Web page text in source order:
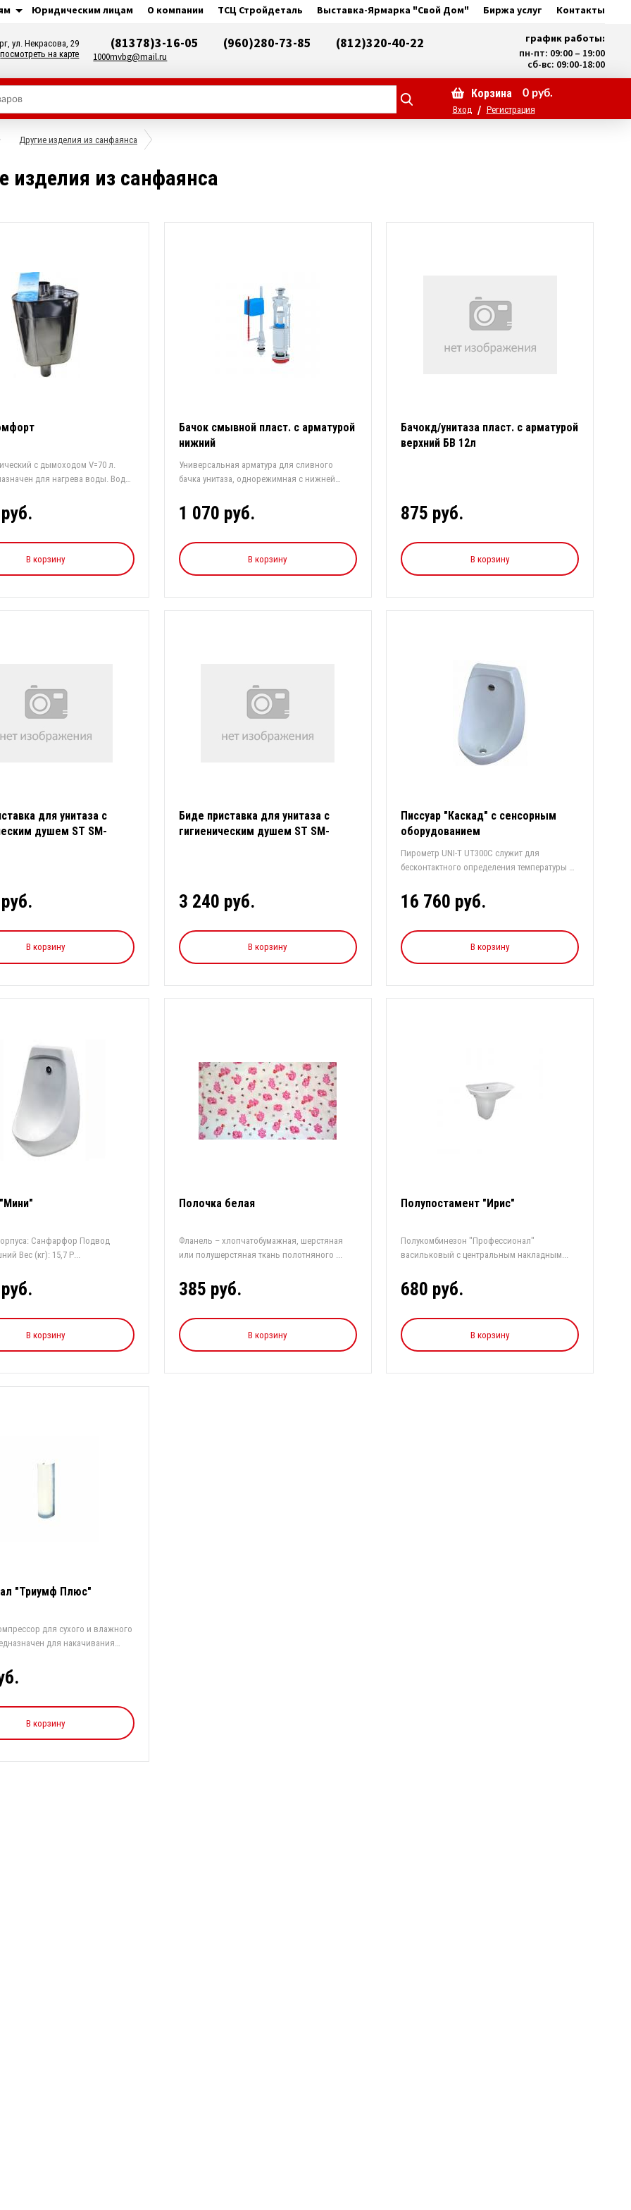
Юридическим лицам О компании ТСЦ Стройдеталь Выставка-Ярмарка "Свой Дом" Биржа услуг Контакты
ул. Некрасова, 29
посмотреть на карте
(81378)3-16-05 (960)280-73-85 (812)320-40-22
1000mvbg@mail.ru
график работы:
пн-пт: 09:00 – 19:00
сб-вс: 09:00-18:00
Корзина 0руб.
Вход / Регистрация
Другие изделия из санфаянса
изделия из санфаянса
с дымоходом V=70 л.
для нагрева воды. Вода
В корзину
Бачок смывной пласт. с арматурой
нижний
Универсальная арматура для сливного
бачка унитаза, однорежимная с нижней
1 070 руб.
В корзину
Бачокд/унитаза пласт. с арматурой
верхний БВ 12л
875 руб.
В корзину
для унитаза с
душем ST SM-
В корзину
Биде приставка для унитаза с
гигиеническим душем ST SM-
3 240 руб.
В корзину
Писсуар "Каскад" с сенсорным
оборудованием
Пирометр UNI-T UT300C служит для
бесконтактного определения температуры в
16 760 руб.
В корзину
Санфарфор Подвод
Вес (кг): 15,7 Р...
В корзину
Полочка белая
Фланель – хлопчатобумажная, шерстяная
или полушерстяная ткань полотняного ...
385 руб.
В корзину
Полупостамент "Ирис"
Полукомбинезон "Профессионал"
васильковый с центральным накладным...
680 руб.
В корзину
"Триумф Плюс"
для сухого и влажного
для накачивания
В корзину